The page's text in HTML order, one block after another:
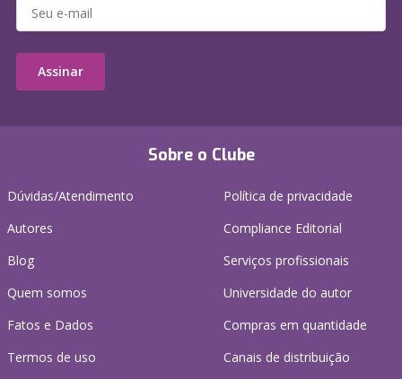
Sobre o Clube
Dúvidas/Atendimento
Autores
Blog
Quem somos
Fatos e Dados
Termos de uso
Política de privacidade
Compliance Editorial
Serviços profissionais
Universidade do autor
Compras em quantidade
Canais de distribuição
Assinar